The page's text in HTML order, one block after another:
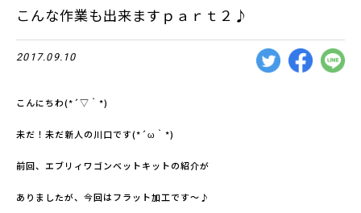
こんな作業も出来ますｐａｒｔ２♪
2017.09.10
こんにちわ(*´▽｀*)
未だ！未だ新人の川口です(*´ω｀*)
前回、エブリィワゴンベットキットの紹介が
ありましたが、今回はフラット加工です～♪